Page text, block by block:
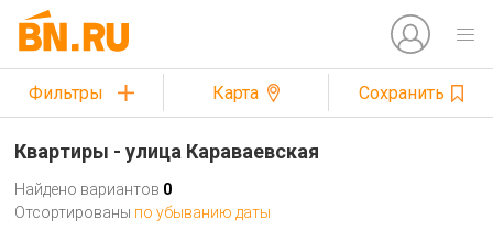
Фильтры Карта Сохранить
Квартиры - улица Караваевская
Найдено вариантов 0
Отсортированы по убыванию даты